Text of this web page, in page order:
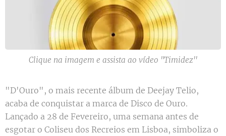
Clique na imagem e assista ao vídeo "Timidez''
"D'Ouro", o mais recente álbum de Deejay Telio,
acaba de conquistar a marca de Disco de Ouro.
Lançado a 28 de Fevereiro, uma semana antes de
esgotar o Coliseu dos Recreios em Lisboa, simboliza o